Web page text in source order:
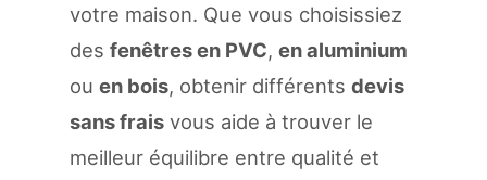
votre maison. Que vous choisissiez
des fenêtres en PVC, en aluminium
ou en bois, obtenir différents devis
sans frais vous aide à trouver le
meilleur équilibre entre qualité et